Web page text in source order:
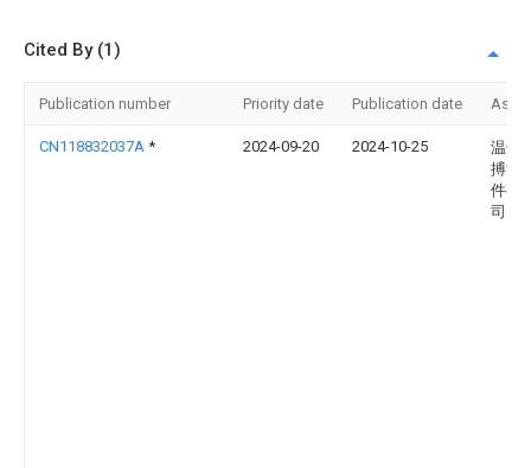
Cited By (1)
Publication number Priority date Publication date
CN118832037A * 2024-09-20 2024-10-25
温州
搏汽
件有
司